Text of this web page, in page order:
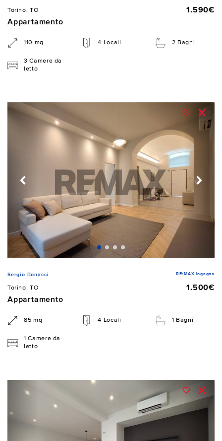
Torino, TO
1.590€
Appartamento
110 mq 4 Locali 2 Bagni
3 Camere da
letto
Sergio Bonacci RE/MAX Ingegno
Torino, TO
1.500€
Appartamento
85 mq 4 Locali 1 Bagni
1 Camere da
letto